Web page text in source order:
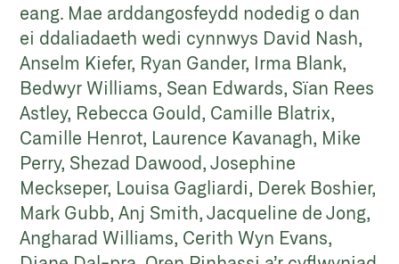
eang. Mae arddangosfeydd nodedig o dan
ei ddaliadaeth wedi cynnwys David Nash,
Anselm Kiefer, Ryan Gander, Irma Blank,
Bedwyr Williams, Sean Edwards, Sïan Rees
Astley, Rebecca Gould, Camille Blatrix,
Camille Henrot, Laurence Kavanagh, Mike
Perry, Shezad Dawood, Josephine
Meckseper, Louisa Gagliardi, Derek Boshier,
Mark Gubb, Anj Smith, Jacqueline de Jong,
Angharad Williams, Cerith Wyn Evans,